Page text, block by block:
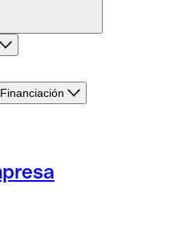
Financiación